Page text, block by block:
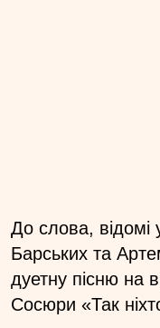
До слова, відомі
Барських та
дуетну пісню на
Сосюри «Так